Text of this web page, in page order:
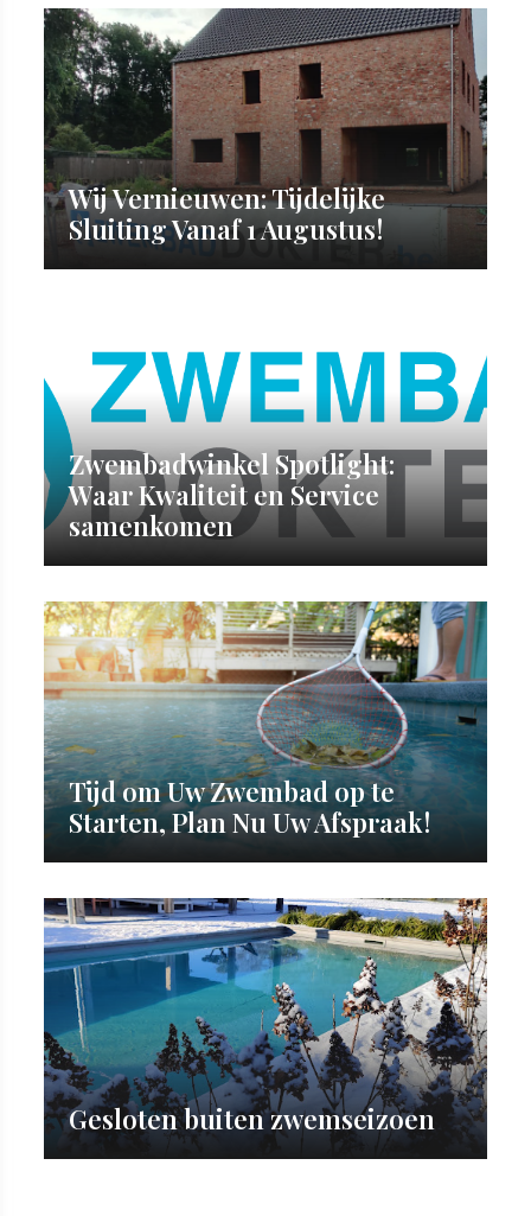
Wij Vernieuwen: Tijdelijke
Sluiting Vanaf 1 Augustus!
Zwembadwinkel Spotlight:
Waar Kwaliteit en Service
samenkomen
Tijd om Uw Zwembad op te
Starten, Plan Nu Uw Afspraak!
Gesloten buiten zwemseizoen